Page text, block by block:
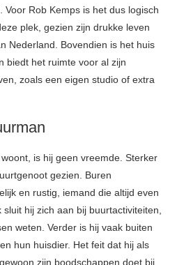
Voor Rob Kemps is het dus logisch
plek, gezien zijn drukke leven
Nederland. Bovendien is het huis
biedt het ruimte voor al zijn
zoals een eigen studio of extra
is hij geen vreemde. Sterker
gezien. Buren
en rustig, iemand die altijd even
hij zich aan bij buurtactiviteiten,
weten. Verder is hij vaak buiten
hun huisdier. Het feit dat hij als
zijn boodschappen doet bij